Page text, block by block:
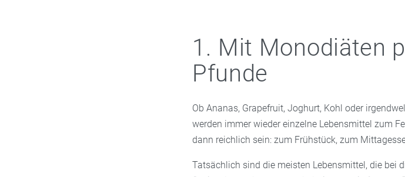
1. Mit Monodiäten
Pfunde
Ob Ananas, Grapefruit, Joghurt, Kohl oder
werden immer wieder einzelne Lebensmittel zum
dann reichlich sein: zum Frühstück, zum
Tatsächlich sind die meisten Lebensmittel, die bei